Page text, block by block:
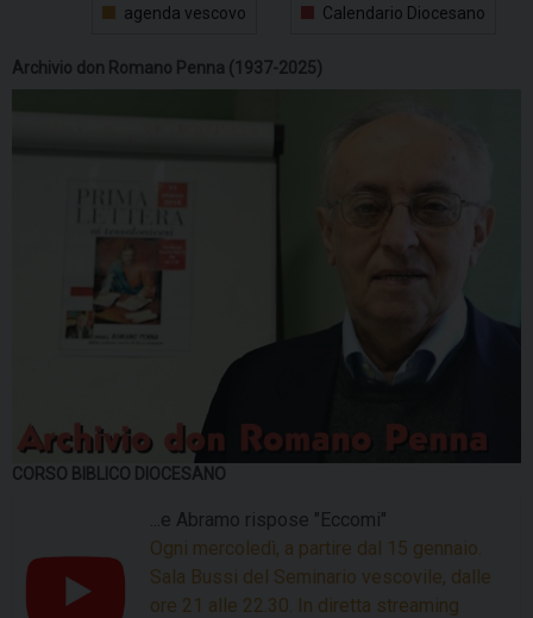
agenda vescovo Calendario Diocesano
Archivio don Romano Penna (1937-2025)
CORSO BIBLICO DIOCESANO
...e Abramo rispose "Eccomi"
Ogni mercoledì, a partire dal 15 gennaio.
Sala Bussi del Seminario vescovile, dalle
ore 21 alle 22.30. In diretta streaming